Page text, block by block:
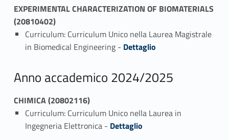
EXPERIMENTAL CHARACTERIZATION OF BIOMATERIALS
(20810402)
Curriculum: Curriculum Unico nella Laurea Magistrale
in Biomedical Engineering - Link identifier #identifier_person_35288-1
Dettaglio
Anno accademico 2024/2025
CHIMICA (20802116)
Curriculum: Curriculum Unico nella Laurea in
Ingegneria Elettronica - Link identifier #identifier_person_123962-1
Dettaglio